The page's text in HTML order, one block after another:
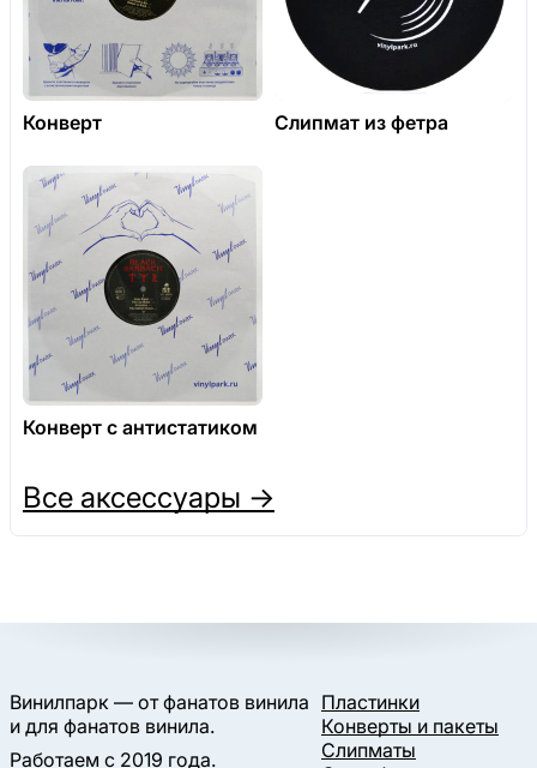
Конверт Слипмат из фетра
Конверт с антистатиком
Все аксессуары →
Винилпарк — от фанатов винила
и для фанатов винила.
Работаем с 2019 года.
Пластинки
Конверты и пакеты
Слипматы